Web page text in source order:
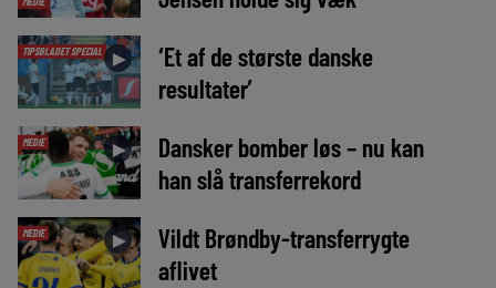
TIPSBLADET SPECIAL ►
‘Et af de største danske
resultater’
MEDIE ►
Dansker bomber løs – nu kan
han slå transferrekord
MEDIE ►
Vildt Brøndby-transferrygte
aflivet